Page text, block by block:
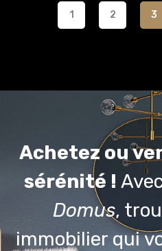
1 2 3
Achetez ou
sérénité !
Domus,
immobilier qui